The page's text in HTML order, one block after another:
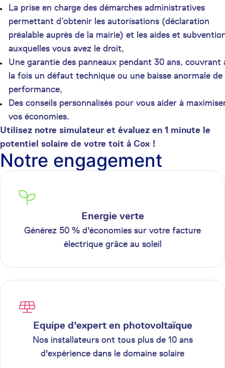
La prise en charge des démarches administratives
permettant d’obtenir les autorisations (déclaration
préalable auprès de la mairie) et les aides et
auxquelles vous avez le droit,
Une garantie des panneaux pendant 30 ans, couvrant
la fois un défaut technique ou une baisse anormale de
performance,
Des conseils personnalisés pour vous aider à
vos économies.
Utilisez notre simulateur et évaluez en 1 minute le
potentiel solaire de votre toit à Cox !
Notre engagement
Energie verte
Générez 50 % d'économies sur votre facture
électrique grâce au soleil
Equipe d'expert en photovoltaïque
Nos installateurs ont tous plus de 10 ans
d'expérience dans le domaine solaire